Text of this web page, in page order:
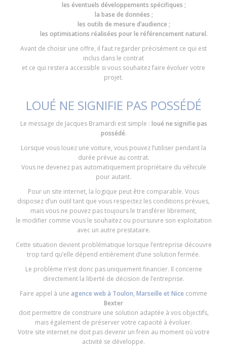
les éventuels développements spécifiques ;
la base de données ;
les outils de mesure d’audience ;
les optimisations réalisées pour le référencement naturel.
Avant de choisir une offre, il faut regarder précisément ce qui est
inclus dans le contrat
et ce qui restera accessible si vous souhaitez faire évoluer votre
projet.
LOUÉ NE SIGNIFIE PAS POSSÉDÉ
Le message de Jacques Bramardi est simple : loué ne signifie pas
possédé.
Lorsque vous louez une voiture, vous pouvez l’utiliser pendant la
durée prévue au contrat.
Vous ne devenez pas automatiquement propriétaire du véhicule
pour autant.
Pour un site internet, la logique peut être comparable. Vous
disposez d’un outil tant que vous respectez les conditions prévues,
mais vous ne pouvez pas toujours le transférer librement,
le modifier comme vous le souhaitez ou poursuivre son exploitation
avec un autre prestataire.
Cette situation devient problématique lorsque l’entreprise découvre
trop tard qu’elle dépend entièrement d’une solution fermée.
Le problème n’est donc pas uniquement financier. Il concerne
directement la liberté de décision de l’entreprise.
Faire appel à une agence web à Toulon, Marseille et Nice comme
Bexter
doit permettre de construire une solution adaptée à vos objectifs,
mais également de préserver votre capacité à évoluer.
Votre site internet ne doit pas devenir un frein au moment où votre
activité se développe.